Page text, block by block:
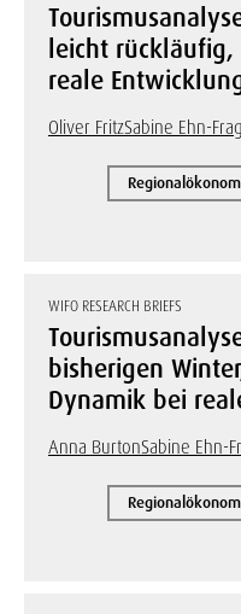
leicht
reale
Oliver FritzSabine Ehn-
WIFO RESEARCH BRIEFS
bisherigen
Dynamik bei
Anna BurtonSabine Ehn-